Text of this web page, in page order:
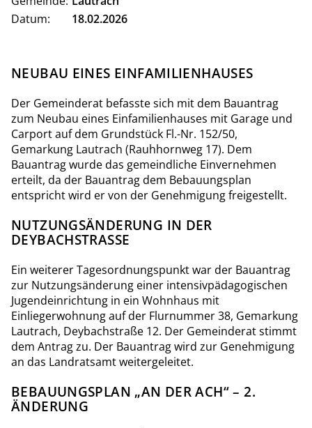
Datum:
18.02.2026
NEUBAU EINES EINFAMILIENHAUSES
Der Gemeinderat befasste sich mit dem Bauantrag
zum Neubau eines Einfamilienhauses mit Garage und
Carport auf dem Grundstück Fl.-Nr. 152/50,
Gemarkung Lautrach (Rauhhornweg 17). Dem
Bauantrag wurde das gemeindliche Einvernehmen
erteilt, da der Bauantrag dem Bebauungsplan
entspricht wird er von der Genehmigung freigestellt.
NUTZUNGSÄNDERUNG IN DER
DEYBACHSTRASSE
Ein weiterer Tagesordnungspunkt war der Bauantrag
zur Nutzungsänderung einer intensivpädagogischen
Jugendeinrichtung in ein Wohnhaus mit
Einliegerwohnung auf der Flurnummer 38, Gemarkung
Lautrach, Deybachstraße 12. Der Gemeinderat stimmt
dem Antrag zu. Der Bauantrag wird zur Genehmigung
an das Landratsamt weitergeleitet.
BEBAUUNGSPLAN „AN DER ACH“ – 2.
ÄNDERUNG